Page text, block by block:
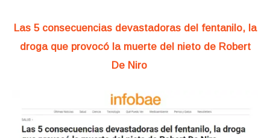
Las 5 consecuencias devastadoras del fentanilo, la
droga que provocó la muerte del nieto de Robert
De Niro